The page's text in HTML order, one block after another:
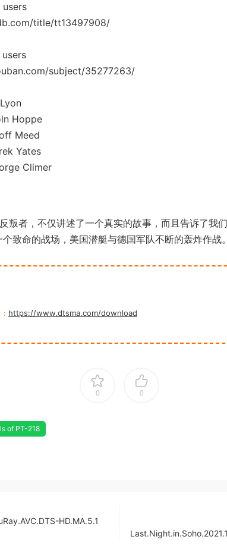
title/tt13497908/
subject/35277263/
Hoppe
Meed
Yates
Climer
者，不仅讲述了一个真实的故事，而且告诉了我
致命的战场，美国潜艇与德国军队不断的轰炸作战。
https://www.dtsma.com/download
0 0
of PT-218
HD.MA.5.1